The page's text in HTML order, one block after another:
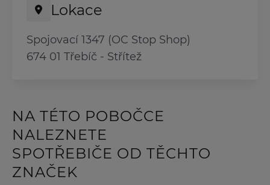
Lokace
Spojovací 1347 (OC Stop Shop)
674 01 Třebíč - Střítež
NA TÉTO POBOČCE
NALEZNETE
SPOTŘEBIČE OD TĚCHTO
ZNAČEK